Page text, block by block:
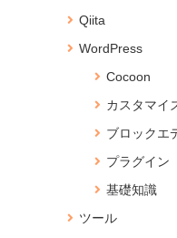
ン
ベ
想
順
4
Qiita
WordPress
Cocoon
カスタマイ
ブロックエ
プラグイン
基礎知識
ツール